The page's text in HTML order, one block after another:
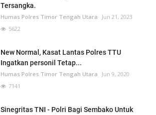
Tersangka.
Humas Polres Timor Tengah Utara
Jun 21, 2023
5622
New Normal, Kasat Lantas Polres TTU
Ingatkan personil Tetap...
Humas Polres Timor Tengah Utara
Jun 9, 2020
7141
Sinegritas TNI - Polri Bagi Sembako Untuk